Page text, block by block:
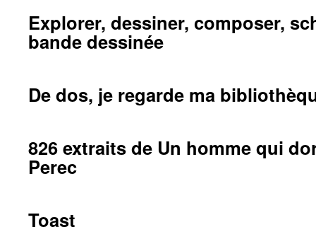
Explorer, dessiner, composer,
bande dessinée
De dos, je regarde ma
826 extraits de Un homme qui
Perec
Toast